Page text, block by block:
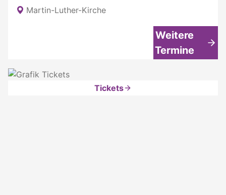
Martin-Luther-Kirche
Weitere
Termine
Tickets